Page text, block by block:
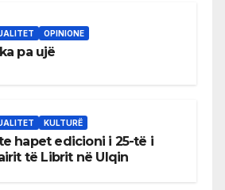
OPINIONE
pa ujë
KULTURË
hapet edicioni i 25-të i
të Librit në Ulqin